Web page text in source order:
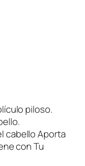
piloso.
cabello Aporta
con Tu